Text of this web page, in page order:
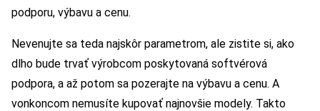
podporu, výbavu a cenu.
Nevenujte sa teda najskôr parametrom, ale zistite si, ako
dlho bude trvať výrobcom poskytovaná softvérová
podpora, a až potom sa pozerajte na výbavu a cenu. A
vonkoncom nemusíte kupovať najnovšie modely. Takto